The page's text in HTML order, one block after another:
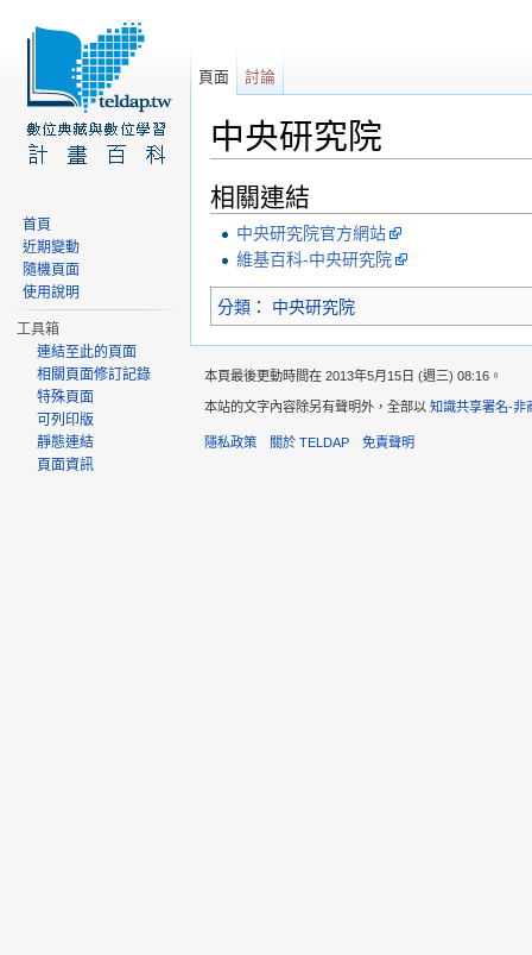
中央研究院
相關連結
中央研究院官方網站
維基百科-中央研究院
分類 ： 中央研究院
頁面 討論
首頁
近期變動
隨機頁面
使用說明
工具箱
連結至此的頁面
相關頁面修訂記錄
特殊頁面
可列印版
靜態連結
頁面資訊
本頁最後更動時間在 2013年5月15日 (週三) 08:16。
本站的文字內容除另有聲明外，全部以 知識共享署名-非
隱私政策 關於 TELDAP 免責聲明